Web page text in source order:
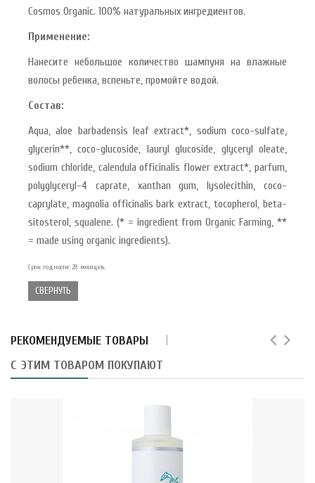
Cosmos Organic. 100% натуральных ингредиентов.
Применение:
Нанесите небольшое количество шампуня на влажные
волосы ребенка, вспеньте, промойте водой.
Состав:
Aqua, aloe barbadensis leaf extract*, sodium coco-sulfate,
glycerin**, coco-glucoside, lauryl glucoside, glyceryl oleate,
sodium chloride, calendula officinalis flower extract*, parfum,
polyglyceryl-4 caprate, xanthan gum, lysolecithin, coco-
caprylate, magnolia officinalis bark extract, tocopherol, beta-
sitosterol, squalene. (* = ingredient from Organic Farming, **
= made using organic ingredients).
Срок годности: 28 месяцев.
СВЕРНУТЬ
РЕКОМЕНДУЕМЫЕ ТОВАРЫ
С ЭТИМ ТОВАРОМ ПОКУПАЮТ